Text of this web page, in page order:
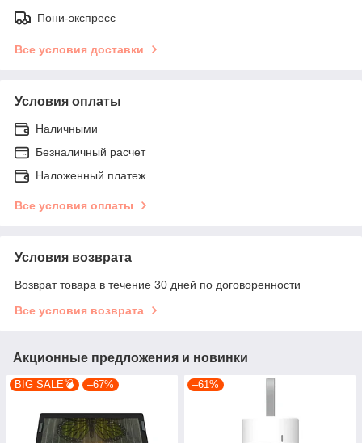
Пони-экспресс
Все условия доставки
Условия оплаты
Наличными
Безналичный расчет
Наложенный платеж
Все условия оплаты
Условия возврата
Возврат товара в течение 30 дней по договоренности
Все условия возврата
Акционные предложения и новинки
BIG SALE💣 –67% –61%